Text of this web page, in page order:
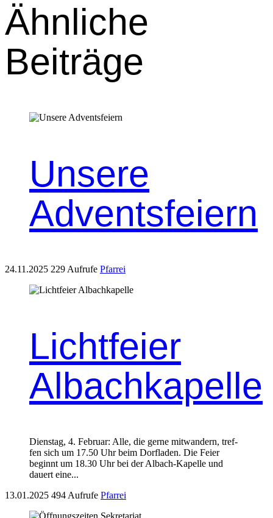
Ähnliche
Beiträge
Unsere
Adventsfeiern
24.11.2025 229 Aufrufe Pfarrei
Lichtfeier
Albachkapelle
Dien­stag, 4. Feb­ru­ar: Alle, die gerne mit­wan­dern, tre­f­
fen sich um 17.50 Uhr beim Dor­fladen. Die Feier
begin­nt um 18.30 Uhr bei der Albach-Kapelle und
dauert eine...
13.01.2025 494 Aufrufe Pfarrei